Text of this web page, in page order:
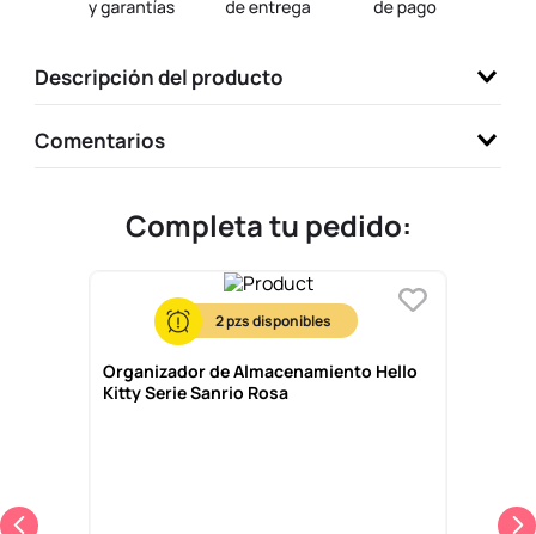
Descripción del producto
Comentarios
Completa tu pedido:
2
Organizador de Almacenamiento Hello
Kitty Serie Sanrio Rosa
10. one piece